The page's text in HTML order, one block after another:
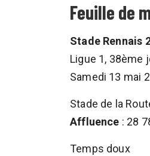
Feuille de
Stade Rennais
Ligue 1, 38ème
Samedi 13 mai
Stade de la
Affluence : 28
Temps doux